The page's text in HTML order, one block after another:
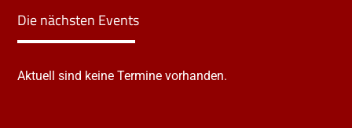
Die nächsten Events
Aktuell sind keine Termine vorhanden.